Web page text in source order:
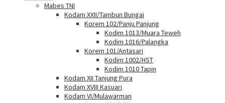
Mabes TNI
Kodam XXII/Tambun Bungai
Korem 102/Panju Panjung
Kodim 1013/Muara Teweh
Kodim 1016/Palangka
Korem 101/Antasari
Kodim 1002/HST
Kodim 1010 Tapin
Kodam XII Tanjung Pura
Kodam XVIII Kasuari
Kodam VI/Mulawarman